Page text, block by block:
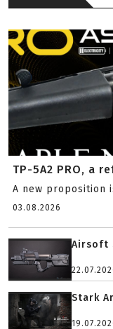
TP-5A2 PRO, a
A new proposition
03.08.2026
Airsoft
Stark